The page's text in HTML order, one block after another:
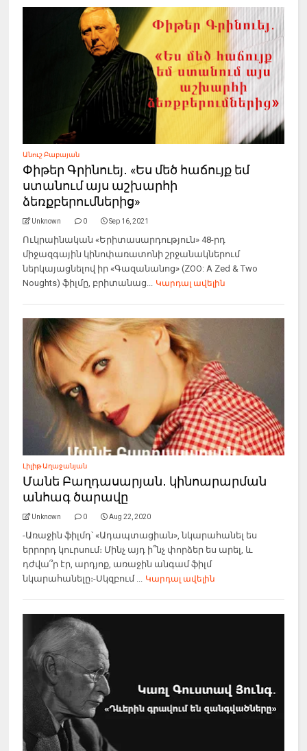
Անուշ Բաբայան
Փիթեր Գրինուեյ․ «Ես մեծ հաճույք եմ
ստանում այս աշխարհի
ձեռքբերումներից»
Unknown 0 Sep 16, 2021
Ուկրաինական «Երիտասարդություն» 48-րդ
միջազգային կինոփառատոնի շրջանակներում
ներկայացնելով իր «Գազանանոց» (ZOO: A Zed & Two
Noughts) ֆիլմը, բրիտանաց... Կարդալ ավելին
Լիլիթ Աղաջանյան
Մանե Բաղդասարյան․ կինոարարման
անհագ ծարավը
Unknown 0 Aug 22, 2020
-Առաջին ֆիլմդ՝ «Ադապտացիան», նկարահանել ես
երրորդ կուրսում։ Մինչ այդ ի՞նչ փորձեր ես արել, և
դժվա՞ր էր, արդյոք, առաջին անգամ ֆիլմ
նկարահանելը։-Սկզբում ... Կարդալ ավելին